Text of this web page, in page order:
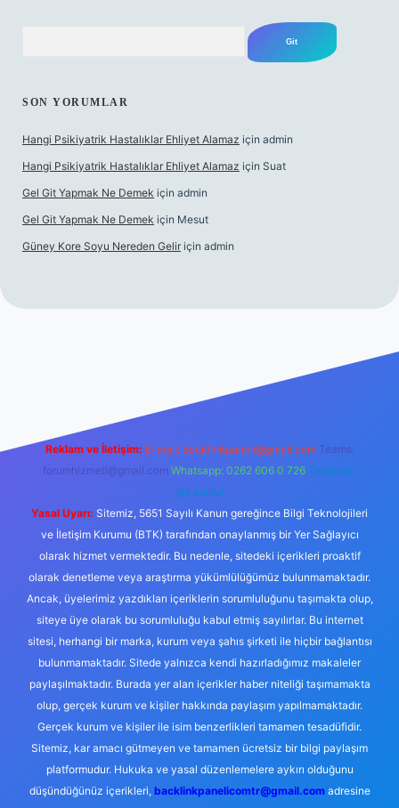
SON YORUMLAR
Hangi Psikiyatrik Hastalıklar Ehliyet Alamaz için admin
Hangi Psikiyatrik Hastalıklar Ehliyet Alamaz için Suat
Gel Git Yapmak Ne Demek için admin
Gel Git Yapmak Ne Demek için Mesut
Güney Kore Soyu Nereden Gelir için admin
Reklam ve İletişim: E-mail: backlinkpaneli@gmail.com Teams:
forumhizmeti@gmail.com Whatsapp: 0262 606 0 726 Telegram:
@karabul
Yasal Uyarı: Sitemiz, 5651 Sayılı Kanun gereğince Bilgi Teknolojileri
ve İletişim Kurumu (BTK) tarafından onaylanmış bir Yer Sağlayıcı
olarak hizmet vermektedir. Bu nedenle, sitedeki içerikleri proaktif
olarak denetleme veya araştırma yükümlülüğümüz bulunmamaktadır.
Ancak, üyelerimiz yazdıkları içeriklerin sorumluluğunu taşımakta olup,
siteye üye olarak bu sorumluluğu kabul etmiş sayılırlar. Bu internet
sitesi, herhangi bir marka, kurum veya şahıs şirketi ile hiçbir bağlantısı
bulunmamaktadır. Sitede yalnızca kendi hazırladığımız makaleler
paylaşılmaktadır. Burada yer alan içerikler haber niteliği taşımamakta
olup, gerçek kurum ve kişiler hakkında paylaşım yapılmamaktadır.
Gerçek kurum ve kişiler ile isim benzerlikleri tamamen tesadüfidir.
Sitemiz, kar amacı gütmeyen ve tamamen ücretsiz bir bilgi paylaşım
platformudur. Hukuka ve yasal düzenlemelere aykırı olduğunu
düşündüğünüz içerikleri, backlinkpanelicomtr@gmail.comadresine